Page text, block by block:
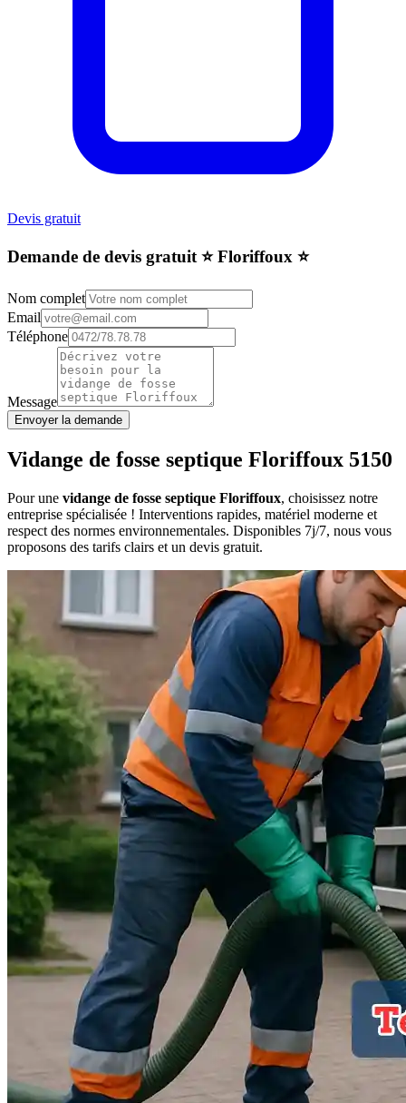
Devis gratuit
Demande de devis gratuit ⭐️ Floriffoux ⭐️
Nom complet
Email
Téléphone
Message
Envoyer la demande
Vidange de fosse septique Floriffoux 5150
Pour une vidange de fosse septique Floriffoux, choisissez notre
entreprise spécialisée ! Interventions rapides, matériel moderne et
respect des normes environnementales. Disponibles 7j/7, nous vous
proposons des tarifs clairs et un devis gratuit.